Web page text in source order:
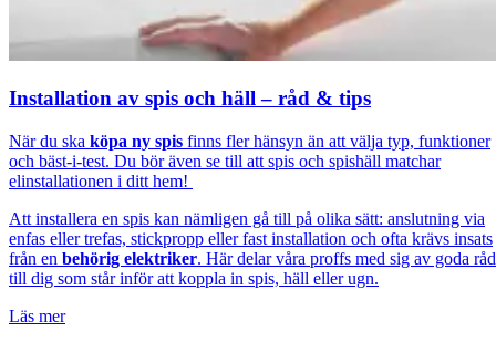
Installation av spis och häll – råd & tips
När du ska köpa ny spis finns fler hänsyn än att välja typ, funktioner
och bäst-i-test. Du bör även se till att spis och spishäll matchar
elinstallationen i ditt hem!
Att installera en spis kan nämligen gå till på olika sätt: anslutning via
enfas eller trefas, stickpropp eller fast installation och ofta krävs insats
från en behörig elektriker. Här delar våra proffs med sig av goda råd
till dig som står inför att koppla in spis, häll eller ugn.
Läs mer